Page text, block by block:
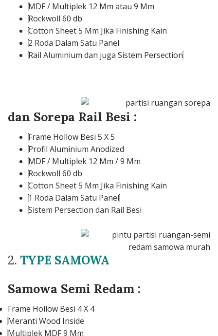
MDF / Multiplek 12 Mm atau 9 Mm
Rockwoll 60 db
Cotton Sheet 5 Mm Jika Finishing Kain
2 Roda Dalam Satu Panel
Rail Aluminium dan juga Sistem Persection
dan Sorepa Rail Besi :
Frame Hollow Besi 5 X 5
Profil Aluminium Anodized
MDF / Multiplek 12 Mm / 9 Mm
Rockwoll 60 db
Cotton Sheet 5 Mm Jika Finishing Kain
1 Roda Dalam Satu Panel
Sistem Persection dan Rail Besi
2. TYPE SAMOWA
Samowa Semi Redam :
Frame Hollow Besi 4 X 4
Meranti Wood Inside
Multiplek MDF 9 Mm